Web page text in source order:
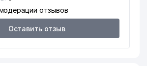
PROJECT
ООО 431 м
отзывов
Оставить отзыв